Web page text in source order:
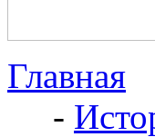
Главная
-